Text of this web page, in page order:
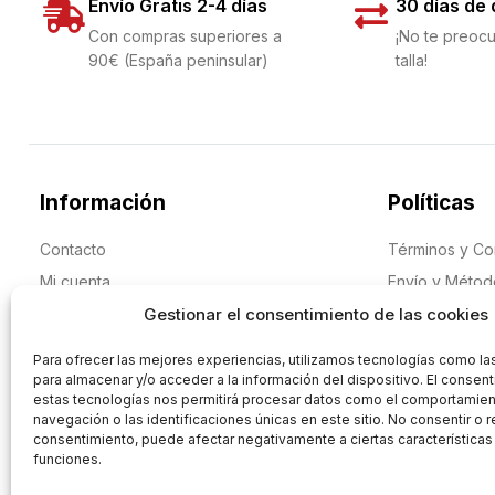
Gestionar el consentimiento de las cookies
Para ofrecer las mejores experiencias, utilizamos tecnologías como
para almacenar y/o acceder a la información del dispositivo. El
estas tecnologías nos permitirá procesar datos como el
navegación o las identificaciones únicas en este sitio. No consentir o
consentimiento, puede afectar negativamente a ciertas características
funciones.
Envío Gratis 2-4 días
Con compras superiores a
90€ (España peninsular)
30 días de
¡No te
talla!
Información
Contacto
Mi cuenta
Políticas
Términos y
Envío y
Cambios y
Protección de